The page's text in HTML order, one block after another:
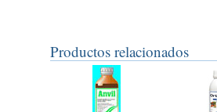
Productos relacionados